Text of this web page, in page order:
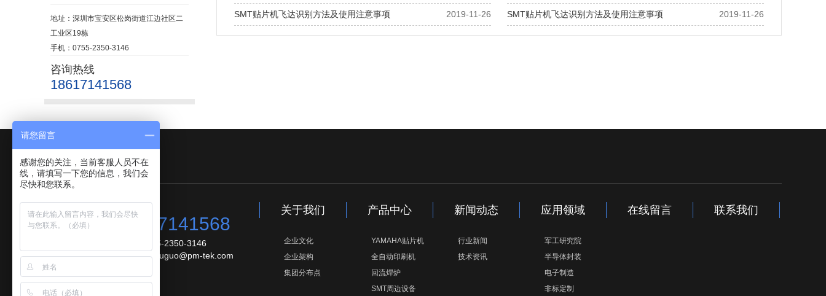
地址：深圳市宝安区松岗街道江边社区二
工业区19栋
手机：0755-2350-3146
咨询热线
18617141568
2019-11-26
SMT贴片机飞达识别方法及使用注意事项 2019-11-26
SMT贴片机飞达识别方法及使用注意事项
友情链接：
咨询热线:
18617141568
手机：0755-2350-3146
邮 箱：youguo@pm-tek.com
关于我们
企业文化
企业架构
集团分布点
产品中心
YAMAHA贴片机
全自动印刷机
回流焊炉
SMT周边设备
新闻动态
行业新闻
技术资讯
应用领域
军工研究院
半导体封装
电子制造
非标定制
在线留言 联系我们
请您留言
感谢您的关注，当前客服人员不在
线，请填写一下您的信息，我们会
尽快和您联系。